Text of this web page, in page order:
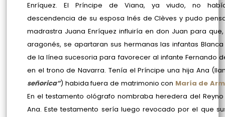
Enríquez. El Príncipe de Viana, ya viudo, no
descendencia de su esposa Inés de Clèves y pudo
madrastra Juana Enríquez influiría en don Juan para
aragonés, se apartaran sus hermanas las infantas Blanca
de la línea sucesoria para favorecer al infante Fernando
en el trono de Navarra. Tenía el Príncipe una hija Ana
señorica”) habida fuera de matrimonio con María de
En el testamento ológrafo nombraba heredera del
Ana. Este testamento sería luego revocado por el que